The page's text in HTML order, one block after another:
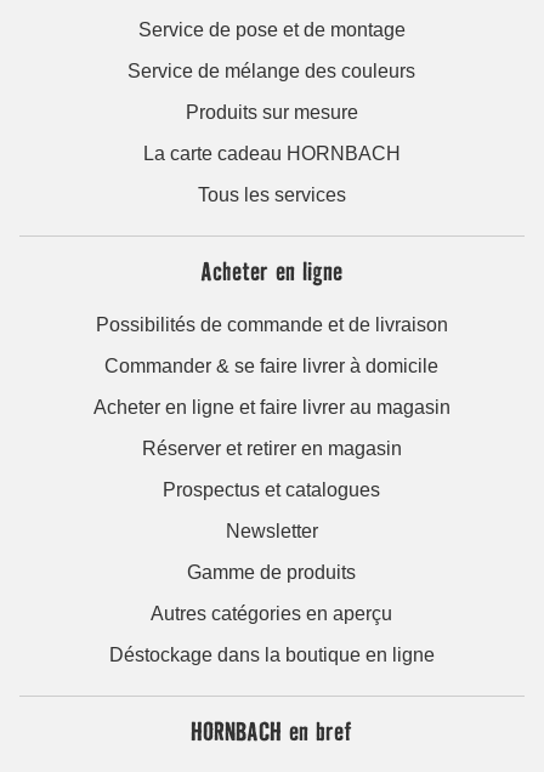
Service de pose et de montage
Service de mélange des couleurs
Produits sur mesure
La carte cadeau HORNBACH
Tous les services
Acheter en ligne
Possibilités de commande et de livraison
Commander & se faire livrer à domicile
Acheter en ligne et faire livrer au magasin
Réserver et retirer en magasin
Prospectus et catalogues
Newsletter
Gamme de produits
Autres catégories en aperçu
Déstockage dans la boutique en ligne
HORNBACH en bref